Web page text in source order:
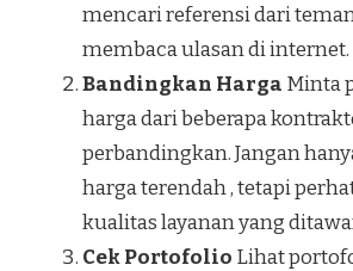
mencari referensi dari
membaca ulasan di internet.
Bandingkan Harga Minta
harga dari beberapa
perbandingkan. Jangan
harga terendah , tetapi
kualitas layanan yang
Cek Portofolio Lihat